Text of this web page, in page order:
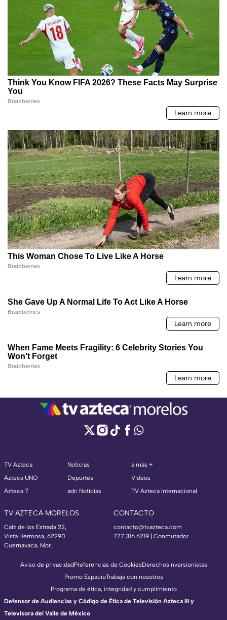
TV Azteca
Azteca UNO
Azteca 7
Noticias
Deportes
adn Noticias
a más +
Videos
TV Azteca Internacional
TV AZTECA MORELOS
Calz de los Estrada 22,
Vista Hermosa, 62290
Cuernavaca, Mor.
CONTACTO
contacto@tvazteca.com
777 316 6219 | Conmutador
Aviso de privacidadPreferencias de CookiesDerechosInversionistas
Promo EspacioTrabaja con nosotros
Programa de ética, integridad y cumplimiento
Defensor de Audiencias y Código de Ética de Televisión Azteca III y
Televisora del Valle de México